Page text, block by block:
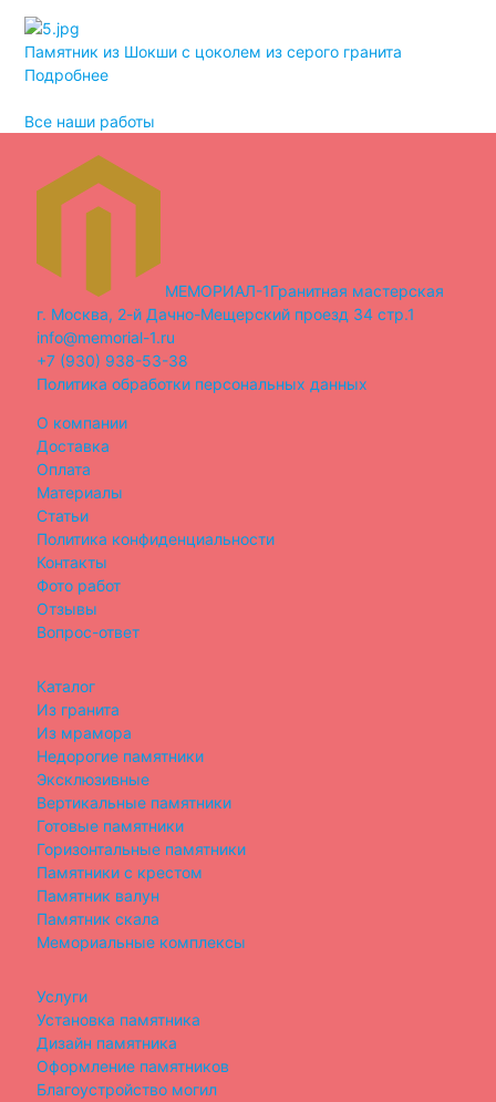
Памятник из Шокши с цоколем из серого гранита
Подробнее
Все наши работы
МЕМОРИАЛ-1Гранитная мастерская
г. Москва, 2-й Дачно-Мещерский проезд 34 стр.1
info@memorial-1.ru
+7 (930) 938-53-38
Политика обработки персональных данных
О компании
Доставка
Оплата
Материалы
Статьи
Политика конфиденциальности
Контакты
Фото работ
Отзывы
Вопрос-ответ
Каталог
Из гранита
Из мрамора
Недорогие памятники
Эксклюзивные
Вертикальные памятники
Готовые памятники
Горизонтальные памятники
Памятники с крестом
Памятник валун
Памятник скала
Мемориальные комплексы
Услуги
Установка памятника
Дизайн памятника
Оформление памятников
Благоустройство могил